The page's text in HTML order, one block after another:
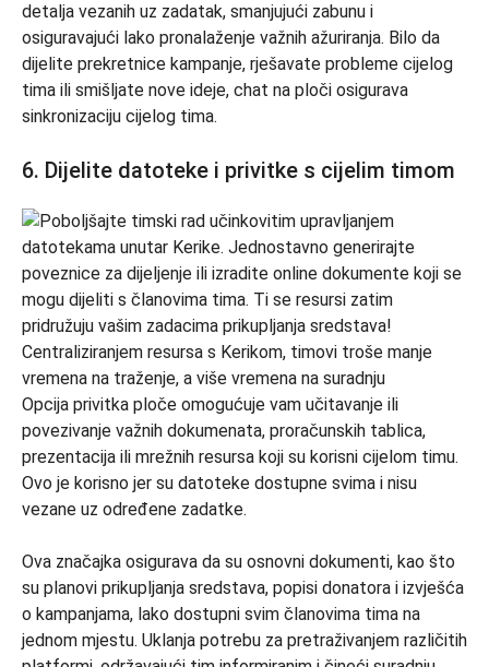
detalja vezanih uz zadatak, smanjujući zabunu i
osiguravajući lako pronalaženje važnih ažuriranja. Bilo da
dijelite prekretnice kampanje, rješavate probleme cijelog
tima ili smišljate nove ideje, chat na ploči osigurava
sinkronizaciju cijelog tima.
6. Dijelite datoteke i privitke s cijelim timom
Opcija privitka ploče omogućuje vam učitavanje ili
povezivanje važnih dokumenata, proračunskih tablica,
prezentacija ili mrežnih resursa koji su korisni cijelom timu.
Ovo je korisno jer su datoteke dostupne svima i nisu
vezane uz određene zadatke.
Ova značajka osigurava da su osnovni dokumenti, kao što
su planovi prikupljanja sredstava, popisi donatora i izvješća
o kampanjama, lako dostupni svim članovima tima na
jednom mjestu. Uklanja potrebu za pretraživanjem različitih